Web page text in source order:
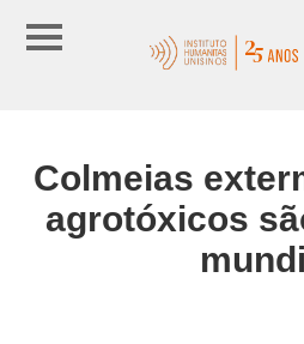
Colmeias
agrotóxicos